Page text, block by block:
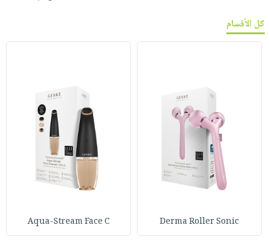
كل الأقسام
Derma Roller Sonic
Aqua-Stream Face C